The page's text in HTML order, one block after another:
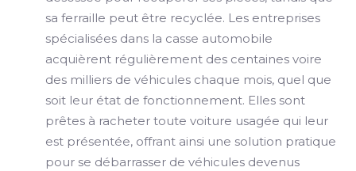
sa ferraille peut être recyclée. Les entreprises
spécialisées dans la casse automobile
acquièrent régulièrement des centaines voire
des milliers de véhicules chaque mois, quel que
soit leur état de fonctionnement. Elles sont
prêtes à racheter toute voiture usagée qui leur
est présentée, offrant ainsi une solution pratique
pour se débarrasser de véhicules devenus